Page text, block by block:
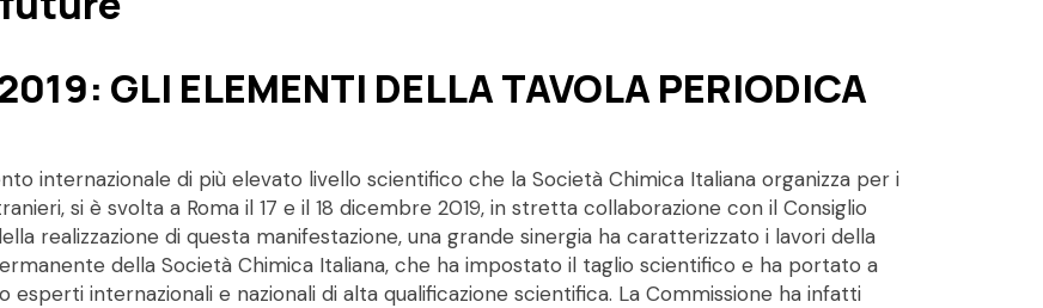
GLI ELEMENTI DELLA TAVOLA PERIODICA
internazionale di più elevato livello scientifico che la Società Chimica Italiana organizza per i
si è svolta a Roma il 17 e il 18 dicembre 2019, in stretta collaborazione con il Consiglio
realizzazione di questa manifestazione, una grande sinergia ha caratterizzato i lavori della
della Società Chimica Italiana, che ha impostato il taglio scientifico e ha portato a
internazionali e nazionali di alta qualificazione scientifica. La Commissione ha infatti